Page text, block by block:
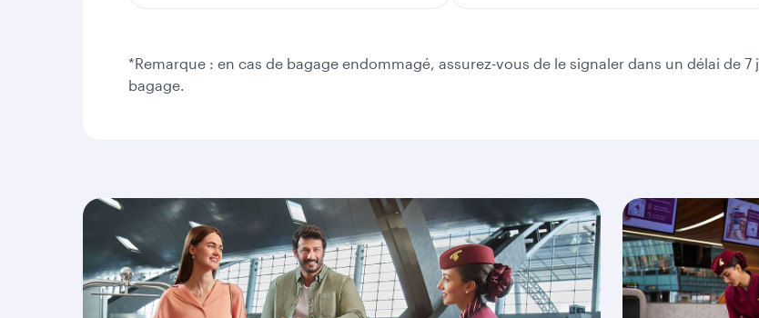
*Remarque : en cas de bagage endommagé, assurez-vous de le signaler dans un délai de
bagage.